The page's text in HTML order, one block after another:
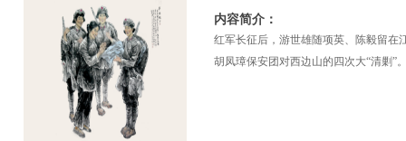
内容简介：
红军长征后，游世雄随项英、陈毅留在
胡凤璋保安团对西边山的四次大“清剿”